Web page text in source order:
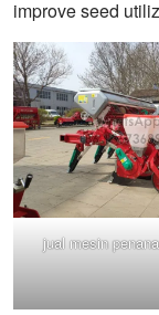
improve seed
jual mesin